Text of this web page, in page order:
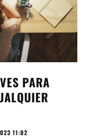
PARA
11:02